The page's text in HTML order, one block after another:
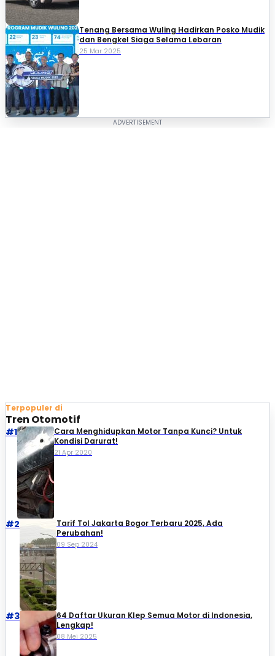
Tenang Bersama Wuling Hadirkan Posko Mudik
dan Bengkel Siaga Selama Lebaran
25 Mar 2025
Terpopuler di
Tren Otomotif
#1
Cara Menghidupkan Motor Tanpa Kunci? Untuk
Kondisi Darurat!
21 Apr 2020
#2
Tarif Tol Jakarta Bogor Terbaru 2025, Ada
Perubahan!
09 Sep 2024
#3
64 Daftar Ukuran Klep Semua Motor di Indonesia,
Lengkap!
08 Mei 2025